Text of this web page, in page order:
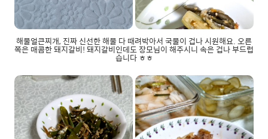
해물얼큰찌개, 진짜 신선한 해물 다 때려박아서 국물이 겁나 시원해요. 오른
쪽은 매콤한 돼지갈비! 돼지갈비인데도 장모님이 해주시니 속은 겁나 부드럽
습니다 ㅎㅎ